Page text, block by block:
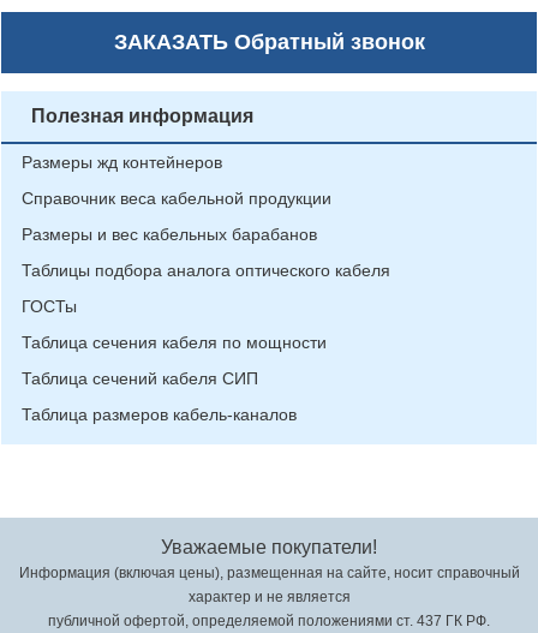
ЗАКАЗАТЬОбратный звонок
Полезная информация
Размеры жд контейнеров
Справочник веса кабельной продукции
Размеры и вес кабельных барабанов
Таблицы подбора аналога оптического кабеля
ГОСТы
Таблица сечения кабеля по мощности
Таблица сечений кабеля СИП
Таблица размеров кабель-каналов
Уважаемые покупатели!
Информация (включая цены), размещенная на сайте, носит справочный
характер и не является
публичной офертой, определяемой положениями ст. 437 ГК РФ.